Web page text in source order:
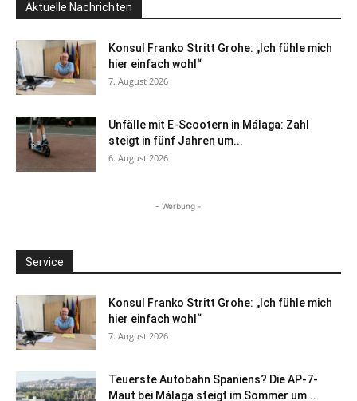
Aktuelle Nachrichten
Konsul Franko Stritt Grohe: „Ich fühle mich
hier einfach wohl“
7. August 2026
Unfälle mit E-Scootern in Málaga: Zahl
steigt in fünf Jahren um...
6. August 2026
- Werbung -
Service
Konsul Franko Stritt Grohe: „Ich fühle mich
hier einfach wohl“
7. August 2026
Teuerste Autobahn Spaniens? Die AP-7-
Maut bei Málaga steigt im Sommer um...